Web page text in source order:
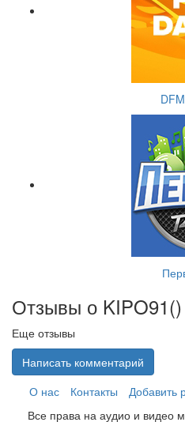
Отзывы о KIPO91()
Еще отзывы
Написать комментарий
О нас
Контакты Добавить
Все права на аудио и видео